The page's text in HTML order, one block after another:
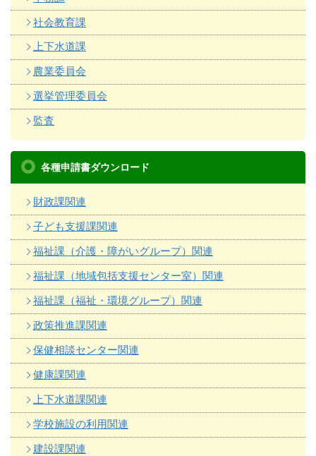
社会教育課
上下水道課
農業委員会
選挙管理委員会
監査
各種申請書ダウンロード
財政課関連
子ども支援課関連
福祉課（介護・障がいグループ）関連
福祉課（地域包括支援センター室）関連
福祉課（福祉・環境グループ）関連
政策推進課関連
保健相談センター関連
健康課関連
上下水道課関連
学校施設の利用関連
建設課関連